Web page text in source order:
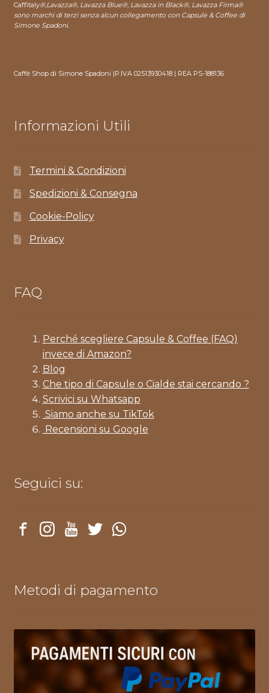
Caffitaly®,Lavazza®, Lavazza Blue®, Lavazza in Black®, Lavazza Firma®
sono marchi di terzi senza alcun collegamento con Capsule & Coffee di
Simone Spadoni.
Caffè Shop di Simone Spadoni |P.IVA 02513930418 | REA PS-188136
Informazioni Utili
Termini & Condizioni
Spedizioni & Consegna
Cookie-Policy
Privacy
FAQ
Perché scegliere Capsule & Coffee (FAQ)
invece di Amazon?
Blog
Che tipo di Capsule o Cialde stai cercando ?
Scrivici su Whatsapp
Siamo anche su TikTok
Recensioni su Google
Seguici su:
Metodi di pagamento